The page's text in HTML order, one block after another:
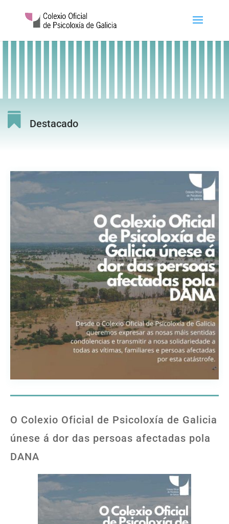
 Destacado
O Colexio Oficial de Psicoloxía de Galicia
únese á dor das persoas afectadas pola
DANA